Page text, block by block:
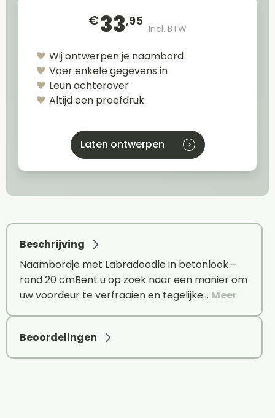
€33,95
Incl. BTW
Wij ontwerpen je naambord
Voer enkele gegevens in
Leun achterover
Altijd een proefdruk
Laten ontwerpen
Beschrijving
Naambordje met Labradoodle in betonlook –
rond 20 cmBent u op zoek naar een manier om
uw voordeur te verfraaien en tegelijke… Meer
Beoordelingen